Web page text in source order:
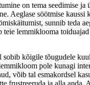
on tema seedimise ja
Aeglase söötmise kaussi
sunnib teda
teie lemmiklooma
sobib kõigile tõugudele
pole kunagi
võib tal esmakordsel
frustreeruda ja alla anda.